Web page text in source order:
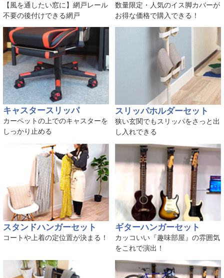
【風を通したい窓に】網戸レール
不要の後付けできる網戸
数量限定・人気のイス脚カバーが
お得な価格で購入できる！
キャスタースリッパ
カーペットの上でのキャスターを
しっかり止める
スリッパホルダーセット
狭い玄関でもスリッパをさっと出
し入れできる
スタンドハンガーセット
コートや上着の定位置が決まる！
ギターハンガーセット
カッコいい『趣味部屋』の雰囲気
をこれで演出！